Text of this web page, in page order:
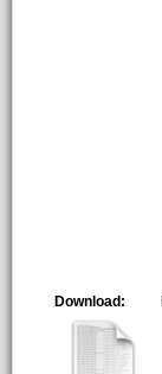
Download: